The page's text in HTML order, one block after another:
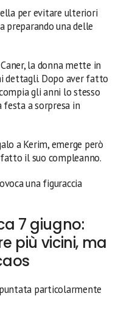
per evitare ulteriori
preparando una delle
la donna mette in
dettagli. Dopo aver fatto
gli anni lo stesso
festa a sorpresa in
a Kerim, emerge però
il suo compleanno.
una figuraccia
7 giugno:
più vicini, ma
particolarmente